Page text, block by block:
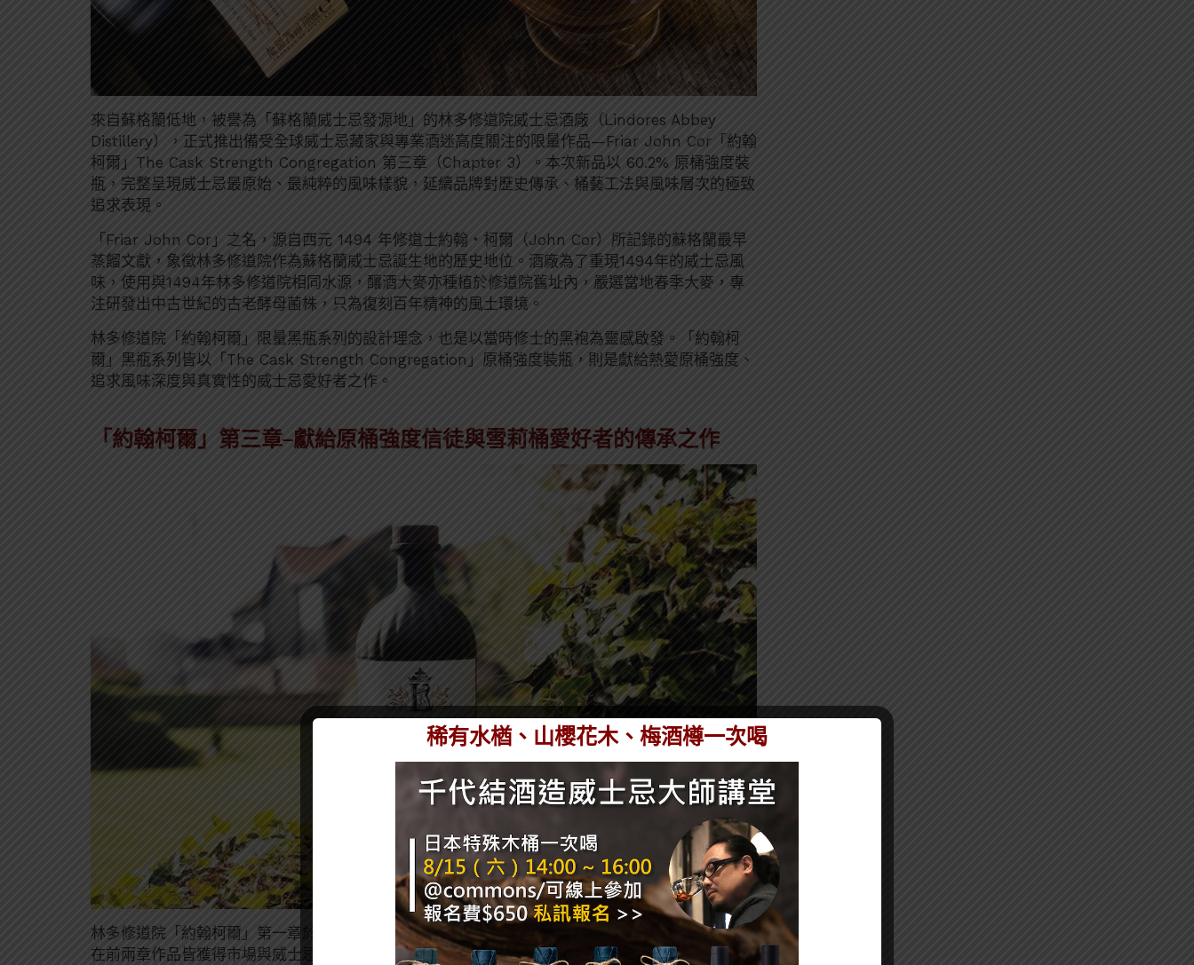
來自蘇格蘭低地，被譽為「蘇格蘭威士忌發源地」的林多修道院威士忌酒廠（Lindores Abbey
Distillery），正式推出備受全球威士忌藏家與專業酒迷高度關注的限量作品—Friar John Cor「約翰
柯爾」The Cask Strength Congregation 第三章（Chapter 3）。本次新品以 60.2% 原桶強度裝
瓶，完整呈現威士忌最原始、最純粹的風味樣貌，延續品牌對歷史傳承、桶藝工法與風味層次的極致
追求表現。
「Friar John Cor」之名，源自西元 1494 年修道士約翰・柯爾（John Cor）所記錄的蘇格蘭最早
蒸餾文獻，象徵林多修道院作為蘇格蘭威士忌誕生地的歷史地位。酒廠為了重現1494年的威士忌風
味，使用與1494年林多修道院相同水源，釀酒大麥亦種植於修道院舊址內，嚴選當地春季大麥，專
注研發出中古世紀的古老酵母菌株，只為復刻百年精神的風土環境。
林多修道院「約翰柯爾」限量黑瓶系列的設計理念，也是以當時修士的黑袍為靈感啟發。「約翰柯
爾」黑瓶系列皆以「The Cask Strength Congregation」原桶強度裝瓶，則是獻給熱愛原桶強度、
追求風味深度與真實性的威士忌愛好者之作。
「約翰柯爾」第三章–獻給原桶強度信徒與雪莉桶愛好者的傳承之作
林多修道院「約翰柯爾」第一章於首發上市即榮獲2023年舊金山世界烈酒大賽（SFWSC）金牌獎，
在前兩章作品皆獲得市場與威士忌專家高度肯定後，第三章延續成功血統，以更成熟、更加層次分明
稀有水楢、山櫻花木、梅酒樽一次喝